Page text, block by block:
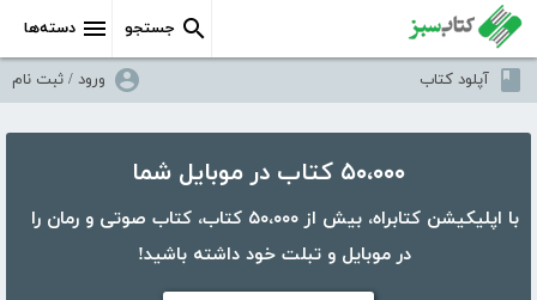
دسته‌ها جستجو
آپلود کتاب ورود / ثبت نام
۵۰،۰۰۰ کتاب در موبایل شما
با اپلیکیشن کتابراه، بیش از ۵۰،۰۰۰ کتاب، کتاب صوتی و رمان را
در موبایل و تبلت خود داشته باشید!